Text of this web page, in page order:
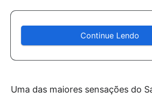
Continue Lendo
Uma das maiores sensações do